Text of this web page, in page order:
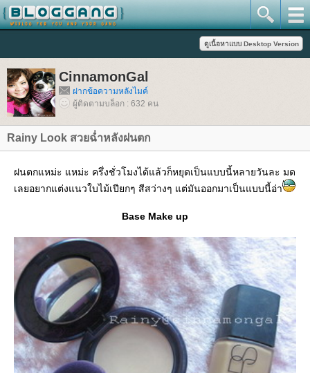
CinnamonGal
ฝากข้อความหลังไมค์
ผู้ติดตามบล็อก : 632 คน
Rainy Look สวยฉ่ำหลังฝนตก
ฝนตกแหม่ะ แหม่ะ ครึ่งชั่วโมงได้แล้วก็หยุดเป็นแบบนี้หลายวันละ มด
เลยอยากแต่งแนวใบไม้เปียกๆ สีสว่างๆ แต่มันออกมาเป็นแบบนี้อ่า
Base Make up